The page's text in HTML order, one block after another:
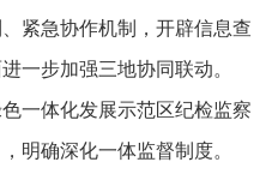
紧急协作机制，开辟信息查
一步加强三地协同联动。
一体化发展示范区纪检监察
明确深化一体监督制度。